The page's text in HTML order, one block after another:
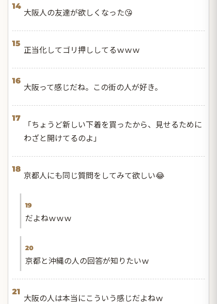
14
大阪人の友達が欲しくなった😘
15
正当化してゴリ押ししてるｗｗｗ
16
大阪って感じだね。この街の人が好き。
17
「ちょうど新しい下着を買ったから、見せるために
わざと開けてるのよ」
18
京都人にも同じ質問をしてみて欲しい😂
19
だよねｗｗｗ
20
京都と沖縄の人の回答が知りたいｗ
21
大阪の人は本当にこういう感じだよねｗ